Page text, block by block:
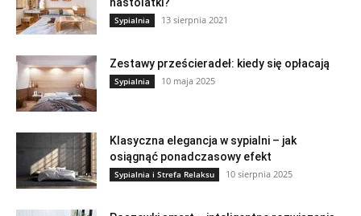
Sypialnia 13 sierpnia 2021
Zestawy prześcieradeł: kiedy się opłacają
Sypialnia 10 maja 2025
Klasyczna elegancja w sypialni – jak
osiągnąć ponadczasowy efekt
Sypialnia i Strefa Relaksu 10 sierpnia 2025